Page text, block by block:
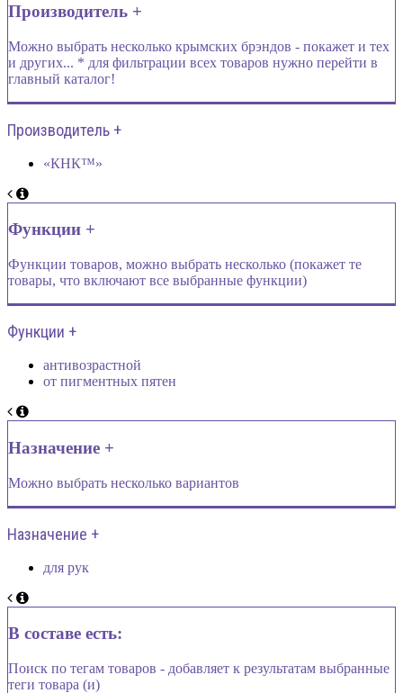
Производитель +
Можно выбрать несколько крымских брэндов - покажет и тех
и других... * для фильтрации всех товаров нужно перейти в
главный каталог!
Производитель +
«КНК™»
Функции +
Функции товаров, можно выбрать несколько (покажет те
товары, что включают все выбранные функции)
Функции +
антивозрастной
от пигментных пятен
Назначение +
Можно выбрать несколько вариантов
Назначение +
для рук
В составе есть:
Поиск по тегам товаров - добавляет к результатам выбранные
теги товара (и)